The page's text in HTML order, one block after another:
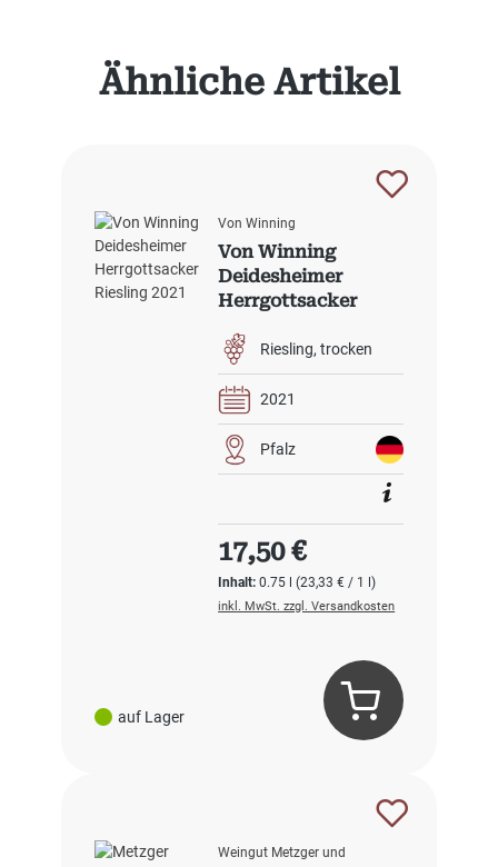
Produktgalerie überspringen
Ähnliche Artikel
auf Lager
Von Winning
Von Winning
Deidesheimer
Herrgottsacker
Riesling trocken
2021
Pfalz
Inhalt:0.75 l(23,33 € / 1 l)
Regulärer Preis:
17,50 €
inkl. MwSt. zzgl. Versandkosten
Weingut Metzger und